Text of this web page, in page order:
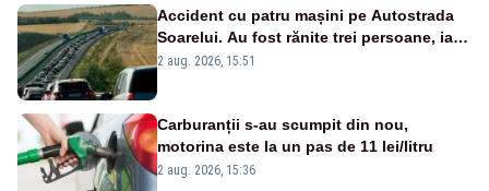
Accident cu patru mașini pe Autostrada
Soarelui. Au fost rănite trei persoane, iar
traficul se desfășoară cu dificultate
2 aug. 2026, 15:51
Carburanții s-au scumpit din nou,
motorina este la un pas de 11 lei/litru
2 aug. 2026, 15:36